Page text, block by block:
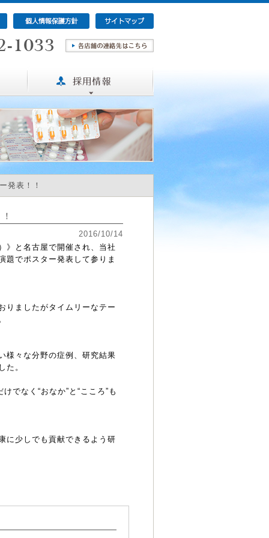
表！！
2016/10/14
》と名古屋で開催され、当社
題でポスター発表して参りま
りましたがタイムリーなテー
様々な分野の症例、研究結果
た。
でなく“おなか”と“こころ”も
に少しでも貢献できるよう研